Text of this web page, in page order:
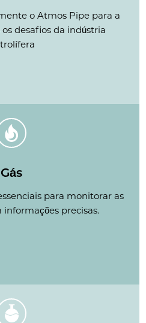
o Atmos Pipe para a
desafios da indústria
Gás
para monitorar as
informações precisas.